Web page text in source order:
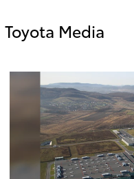
Toyota Media